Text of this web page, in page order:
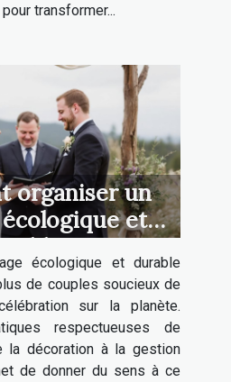
transformer...
organiser un
et
?
écologique et durable
de couples soucieux de
sur la planète.
respectueuses de
la décoration à la gestion
de donner du sens à ce